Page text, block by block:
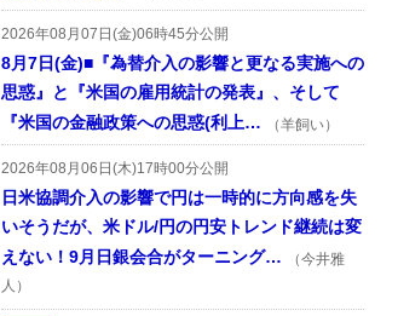
2026年08月07日(金)06時45分公開
8月7日(金)■『為替介入の影響と更なる実施への
思惑』と『米国の雇用統計の発表』、そして
『米国の金融政策への思惑(利上…
（羊飼い）
2026年08月06日(木)17時00分公開
日米協調介入の影響で円は一時的に方向感を失
いそうだが、米ドル/円の円安トレンド継続は変
えない！9月日銀会合がターニング…
（今井雅
人）